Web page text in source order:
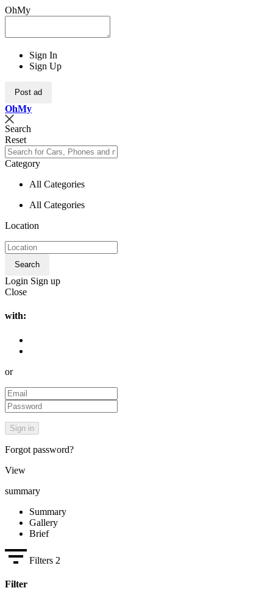
OhMy
Sign In
Sign Up
Post ad
OhMy
Search
Reset
Category
All Categories
All Categories
Location
Search
Login Sign up
Close
with:
or
Forgot password?
View
summary
Summary
Gallery
Brief
Filters 2
Filter